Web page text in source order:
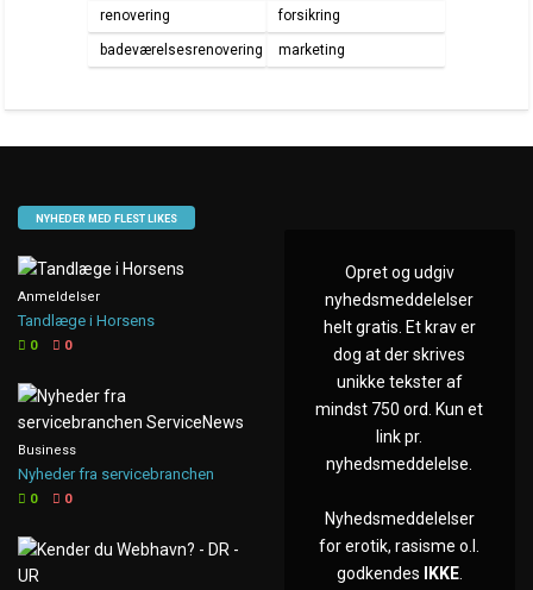
renovering forsikring
badeværelsesrenovering marketing
NYHEDER MED FLEST LIKES
Anmeldelser
Tandlæge i Horsens
0 0
Business
Nyheder fra servicebranchen
0 0
Opret og udgiv
nyhedsmeddelelser
helt gratis. Et krav er
dog at der skrives
unikke tekster af
mindst 750 ord. Kun et
link pr.
nyhedsmeddelelse.
Nyhedsmeddelelser
for erotik, rasisme o.l.
godkendes
IKKE.